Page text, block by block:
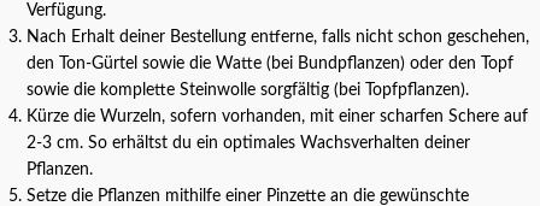
Verfügung.
Nach Erhalt deiner Bestellung entferne, falls nicht schon geschehen,
den Ton-Gürtel sowie die Watte (bei Bundpflanzen) oder den Topf
sowie die komplette Steinwolle sorgfältig (bei Topfpflanzen).
Kürze die Wurzeln, sofern vorhanden, mit einer scharfen Schere auf
2-3 cm. So erhältst du ein optimales Wachsverhalten deiner
Pflanzen.
Setze die Pflanzen mithilfe einer Pinzette an die gewünschte